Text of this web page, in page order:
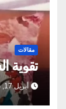
مقالات
تقوية
أبريل 17, 2026